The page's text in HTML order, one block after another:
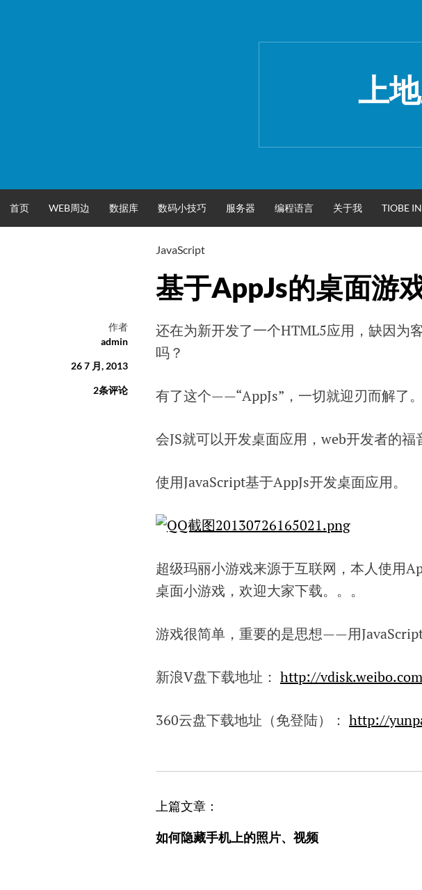
上
首页 WEB周边 数据库 数码小技巧 服务器 编程语言 关于我 TIOBE
JavaScript
基于AppJs的桌面游
作者
admin
26 7 月, 2013
2条评论
还在为新开发了一个HTML5应用，缺因为
吗？
有了这个——“AppJs”，一切就迎刃而解了。
会JS就可以开发桌面应用，web开发者的福
使用JavaScript基于AppJs开发桌面应用。
超级玛丽小游戏来源于互联网，本人使用
桌面小游戏，欢迎大家下载。。。
游戏很简单，重要的是思想——用JavaScript
新浪V盘下载地址： http://
360云盘下载地址（免登陆）： http://
文
导
上篇文章：
如何隐藏手机上的照片、视频